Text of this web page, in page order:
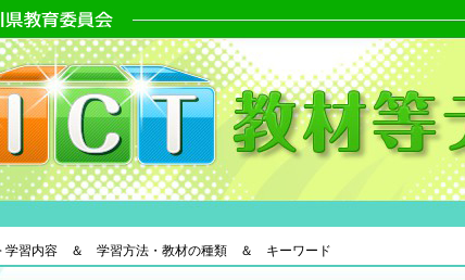
学習内容 ＆ 学習方法・教材の種類 ＆ キーワード